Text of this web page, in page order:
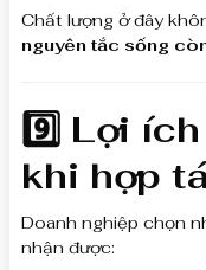
Chất lượng ở đây
nguyên tắc sống
9️⃣ Lợi
khi hợp
Doanh nghiệp chọn
nhận được: